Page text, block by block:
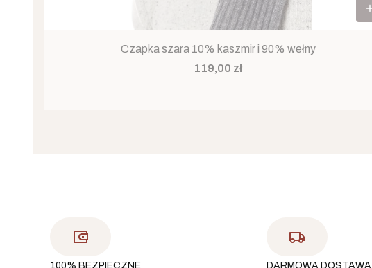
Czapka szara 10% kaszmir i 90% wełny
Cena
119,00 zł
100% BEZPIECZNE
DARMOWA DOSTAWA